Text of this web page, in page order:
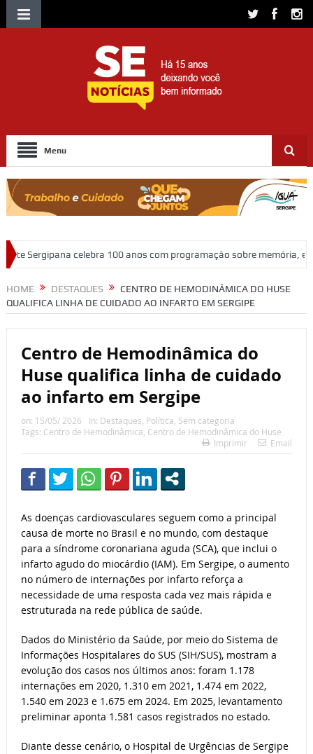
Menu
anos com programação sobre memória, educação e patrimônio
HOME DESTAQUES
CENTRO DE HEMODINÂMICA DO HUSE
QUALIFICA LINHA DE CUIDADO AO INFARTO EM SERGIPE
Centro de Hemodinâmica do
Huse qualifica linha de cuidado
ao infarto em Sergipe
on: 15/05/ 2026 In: Destaques, Política, Sem categoria
Tags: Centro de Hemodinâmica, Centro de Hemodinâmica do Huse
Imprimir
Email
As doenças cardiovasculares seguem como a principal
causa de morte no Brasil e no mundo, com destaque
para a síndrome coronariana aguda (SCA), que inclui o
infarto agudo do miocárdio (IAM). Em Sergipe, o aumento
no número de internações por infarto reforça a
necessidade de uma resposta cada vez mais rápida e
estruturada na rede pública de saúde.
Dados do Ministério da Saúde, por meio do Sistema de
Informações Hospitalares do SUS (SIH/SUS), mostram a
evolução dos casos nos últimos anos: foram 1.178
internações em 2020, 1.310 em 2021, 1.474 em 2022,
1.540 em 2023 e 1.675 em 2024. Em 2025, levantamento
preliminar aponta 1.581 casos registrados no estado.
Diante desse cenário, o Hospital de Urgências de Sergipe